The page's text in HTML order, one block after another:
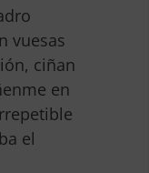
vuesas
ciñan
en
el